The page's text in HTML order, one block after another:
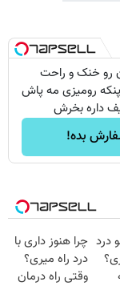
رو خنک و راحت
رومیزی مه پاش
داره بخرش
بده!
درد چرا هنوز داری با
درد راه میری؟
وقتی راه درمان